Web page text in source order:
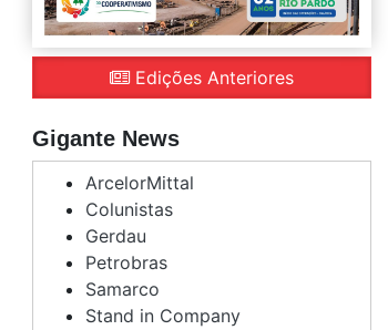
Edições Anteriores
Gigante News
ArcelorMittal
Colunistas
Gerdau
Petrobras
Samarco
Stand in Company